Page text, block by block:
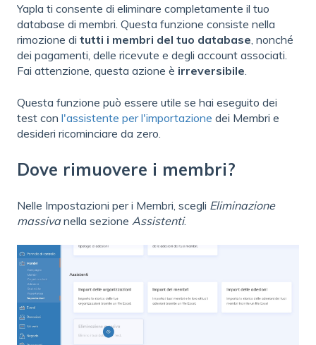
Yapla ti consente di eliminare completamente il tuo
database di membri. Questa funzione consiste nella
rimozione di tutti i membri del tuo database, nonché
dei pagamenti, delle ricevute e degli account associati.
Fai attenzione, questa azione è irreversibile.
Questa funzione può essere utile se hai eseguito dei
test con l'assistente per l'importazione dei Membri e
desideri ricominciare da zero.
Dove rimuovere i membri?
Nelle Impostazioni per i Membri, scegli Eliminazione
massivanella sezione Assistenti.